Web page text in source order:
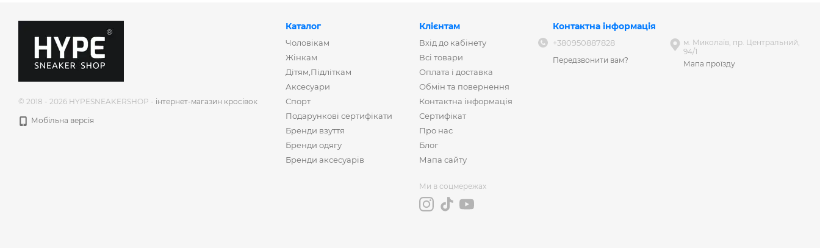
© 2018 - 2026 HYPESNEAKERSHOP - інтернет-магазин кросівок
Мобільна версія
Каталог
Чоловікам
Жінкам
Дітям,Підліткам
Аксесуари
Спорт
Подарункові сертифікати
Бренди взуття
Бренди одягу
Бренди аксесуарів
Клієнтам
Вхід до кабінету
Всі товари
Оплата і доставка
Обмін та повернення
Контактна інформація
Сертифікат
Про нас
Блог
Мапа сайту
Ми в соцмережах
Контактна інформація
+380950887828
Передзвонити вам?
м. Миколаїв, пр. Центральний,
94/1
Мапа проїзду